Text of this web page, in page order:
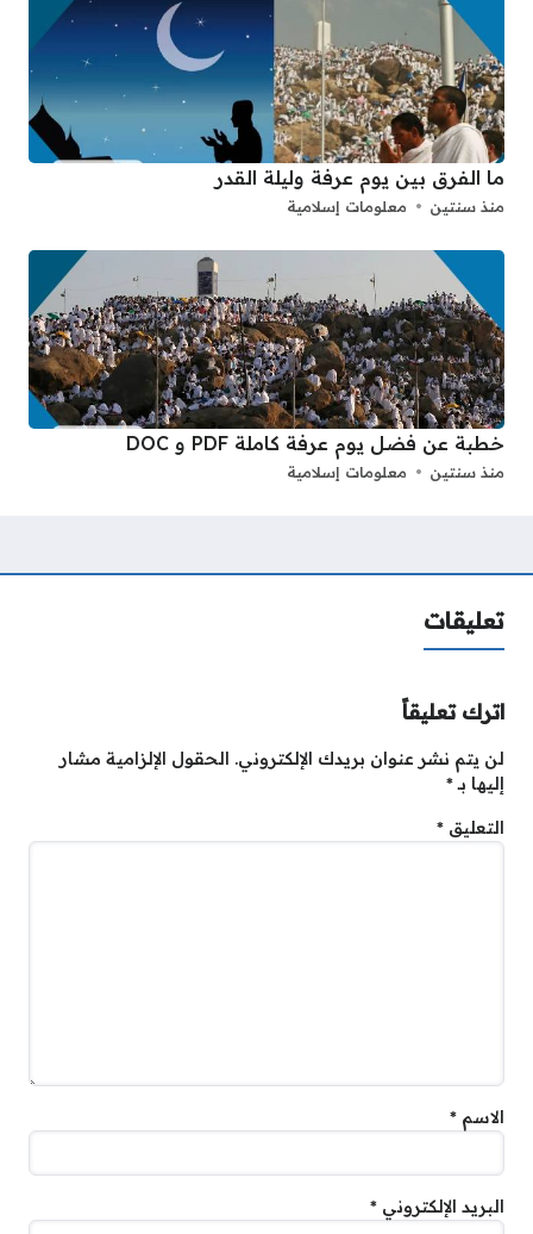
ما الفرق بين يوم عرفة وليلة القدر
منذ سنتين معلومات إسلامية
خطبة عن فضل يوم عرفة كاملة PDF و DOC
منذ سنتين معلومات إسلامية
تعليقات
اترك تعليقاً
لن يتم نشر عنوان بريدك الإلكتروني. الحقول الإلزامية مشار
إليها بـ*
التعليق *
الاسم *
البريد الإلكتروني *